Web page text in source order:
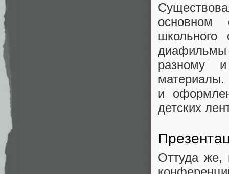
основном
школьного
диафильмы
разному
материалы.
и
детских
Оттуда же,